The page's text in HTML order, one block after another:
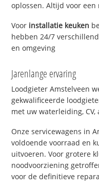
oplossen. Altijd voor
Voor installatie keuken
hebben 24/7
en omgeving
Jarenlange ervaring
Loodgieter Amstelveen
gekwalificeerde
met uw waterleiding,
Onze servicewagens in
voldoende voorraad en
uitvoeren. Voor grotere
noodvoorziening
voor de definitieve